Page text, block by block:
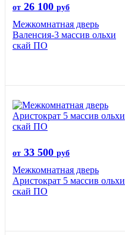
от 26 100 руб
Межкомнатная дверь
Валенсия-3 массив ольхи
скай ПО
от 33 500 руб
Межкомнатная дверь
Аристократ 5 массив ольхи
скай ПО